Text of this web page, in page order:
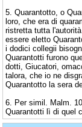
5. Quarantotto, o
loro, che era di
ristretta tutta
essere eletto
i dodici collegii
Quarantotti furono
dotti, Giucatori,
talora, che io ne
Quarantotto la sera
6. Per simil. Malm.
Quarantotti lì di quel